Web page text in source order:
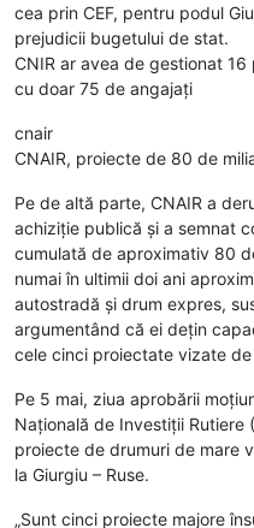
cea prin CEF, pentru podul
prejudicii bugetului de stat.
CNIR ar avea de gestionat
cu doar 75 de angajați
cnair
CNAIR, proiecte de 80 de
Pe de altă parte, CNAIR a
achiziție publică și a semnat
cumulată de aproximativ 80
numai în ultimii doi ani
autostradă și drum expres,
argumentând că ei dețin
cele cinci proiectate vizate de
Pe 5 mai, ziua aprobării
Națională de Investiții Rutiere
proiecte de drumuri de mare
la Giurgiu – Ruse.
„Sunt cinci proiecte majore